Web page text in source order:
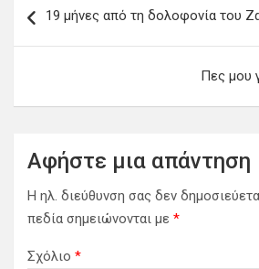
19 μήνες από τη δολοφονία του
Πες μου
Αφήστε μια απάντηση
Η ηλ. διεύθυνση σας δεν
πεδία σημειώνονται με *
Σχόλιο *